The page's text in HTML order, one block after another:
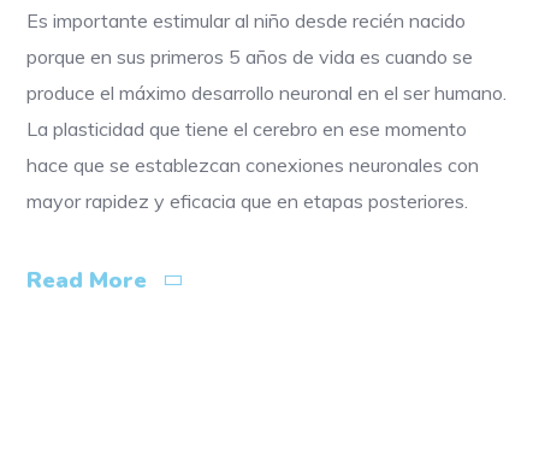
Es importante estimular al niño desde recién nacido
porque en sus primeros 5 años de vida es cuando se
produce el máximo desarrollo neuronal en el ser humano.
La plasticidad que tiene el cerebro en ese momento
hace que se establezcan conexiones neuronales con
mayor rapidez y eficacia que en etapas posteriores.
Read More